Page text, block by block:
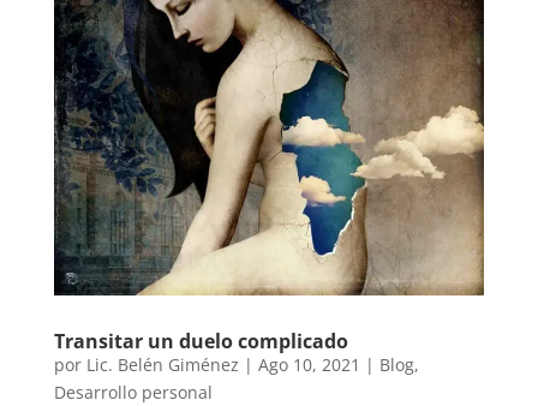
Transitar un duelo complicado
por Lic. Belén Giménez | Ago 10, 2021 | Blog,
Desarrollo personal